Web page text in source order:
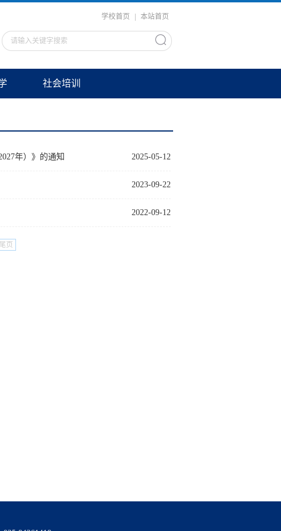
学校首页 本站首页
社会培训
2025-05-12
年）》的通知
2023-09-22
2022-09-12
尾页